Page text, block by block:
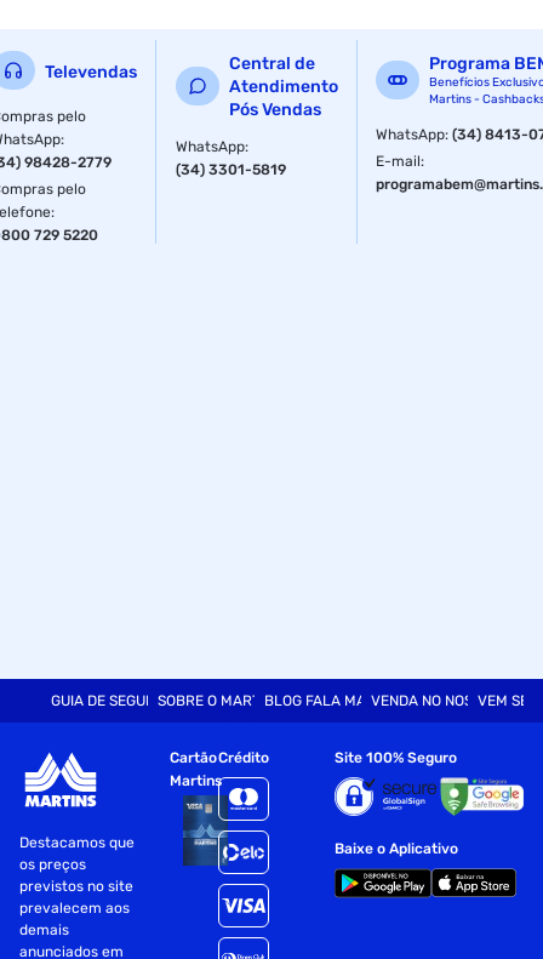
Televendas
pelo
:
98428-2779
pelo
:
729 5220
Central de
Atendimento
Pós Vendas
WhatsApp:
(34) 3301-5819
Programa
Benefícios
Martins -
WhatsApp:(34) 8413-
E-mail:
GUIA DE SEGURANÇASOBRE O MARTINSBLOG FALA MARTVENDA NO NOSSO SITE
VEM SER
Destacamos que
os preços
previstos no site
prevalecem aos
demais
anunciados em
Cartão
Martins
Crédito Site 100% Seguro
Baixe o Aplicativo